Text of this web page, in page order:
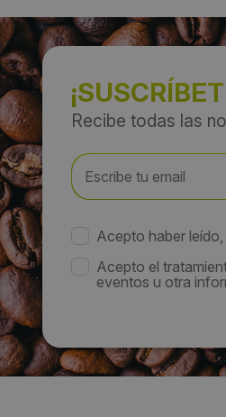
Recibe todas las
Acepto haber
Acepto el
eventos u otra